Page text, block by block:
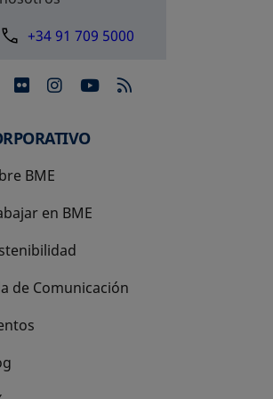
+34 91 709 5000
se abre en una pestaña
se abre en una pestaña
se abre en una
se abre en una
BME
en BME
de Comunicación